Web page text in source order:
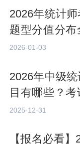
2026年统计师
题型分值分布
中级
2026-01-03
2026年中级
目有哪些？考
与备考方向指南
2025-12-31
【报名必看